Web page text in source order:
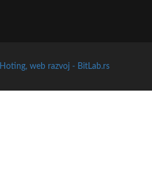
Hoting, web razvoj - BitLab.rs